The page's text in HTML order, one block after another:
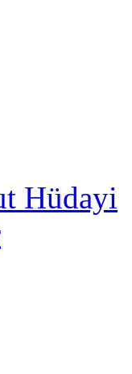
Hüdayi